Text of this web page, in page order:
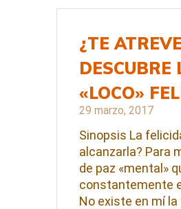
¿TE
DESCUBRE
«LOCO»
29 marzo, 2017
Sinopsis La
alcanzarla? Para
de paz «mental»
constantemente
No existe en mí